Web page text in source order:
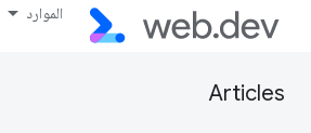
الموارد
Articles